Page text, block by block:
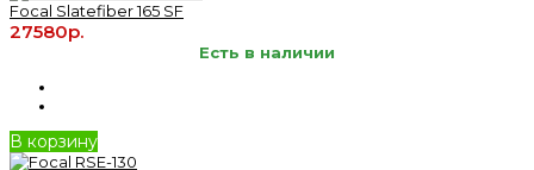
Focal Slatefiber 165 SF
27580р.
Есть в наличии
В корзину